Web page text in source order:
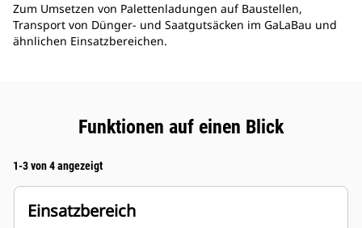
Zum Umsetzen von Palettenladungen auf Baustellen,
Transport von Dünger- und Saatgutsäcken im GaLaBau und
ähnlichen Einsatzbereichen.
Funktionen auf einen Blick
1-3 von 4 angezeigt
Einsatzbereich